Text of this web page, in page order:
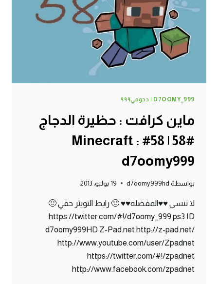
:
D7OOMY999
D7OOMY_999 | دحومي٩٩٩
ماين كرافت : حظيرة الدجاج
#58 | 58# Minecraft :
d7oomy999
بواسطة d7oomy999hd 19 يوليو، 2013
لا تنسى ♥♥المفضلة♥♥ 🙂 رابط التويتر حقي 🙂
https://twitter.com/#!/d7oomy_999 ps3 ID
d7oomy999HD Z-Pad.net http://z-pad.net/
http://www.youtube.com/user/Zpadnet
https://twitter.com/#!/zpadnet
http://www.facebook.com/zpadnet